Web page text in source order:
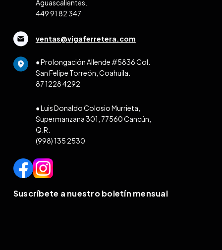
Aguascalientes.
449 91 82 347
ventas@vigaferretera.com
● Prolongación Allende #5836 Col.
San Felipe Torreón, Coahuila.
87 1228 4292
● Luis Donaldo Colosio Murrieta,
Supermanzana 301, 77560 Cancún,
Q.R.
(998) 135 2530
Suscríbete a nuestro boletín mensual